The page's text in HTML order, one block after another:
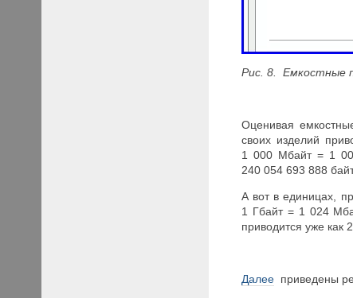
Рис. 8. Емкостные
Оценивая
своих изделий
1 000 Мбайт = 1
240 054 693 888
А вот в единицах,
1 Гбайт = 1 024
приводится уже как
Далее приведены